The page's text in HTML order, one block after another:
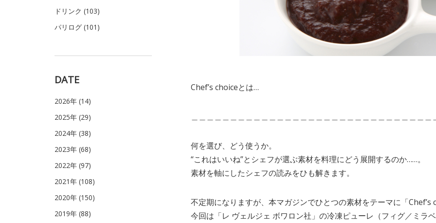
Chef’s choiceとは…
何を選び、どう使うか。
“これはいいね”とシェフが選ぶ素材を料理にどう展開するのか……。
素材を軸にしたシェフの読みをひも解きます。
不定期になりますが、本マガジンでひとつの素材をテーマに「
今回は「レ ヴェルジェ ボワロン社」の冷凍ピューレ（フィグ／ミラ
ドリンク (103)
パリログ (101)
DATE
2026年 (14)
2025年 (29)
2024年 (38)
2023年 (68)
2022年 (97)
2021年 (108)
2020年 (150)
2019年 (88)